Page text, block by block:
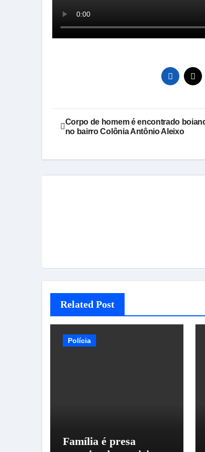
Navegação
de
Post
Corpo de homem é encontrado
no bairro Colônia Antônio Aleixo
Related Post
Polícia
Família é presa